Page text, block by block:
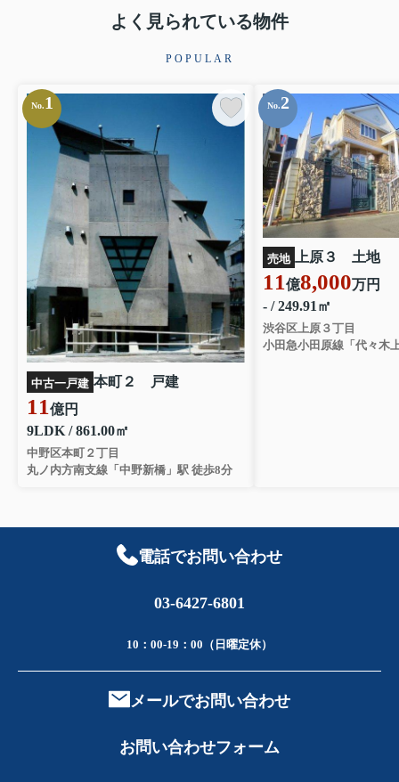
よく見られている物件
POPULAR
No.1
中古一戸建 本町２ 戸建
11億円
9LDK / 861.00㎡
中野区本町２丁目
丸ノ内方南支線「中野新橋」駅 徒歩8分
No.2
売地 上原３ 土地
11億8,000万円
- / 249.91㎡
渋谷区上原３丁目
小田急小田原線「代々木
電話でお問い合わせ
03-6427-6801
10：00-19：00（日曜定休）
メールでお問い合わせ
お問い合わせフォーム